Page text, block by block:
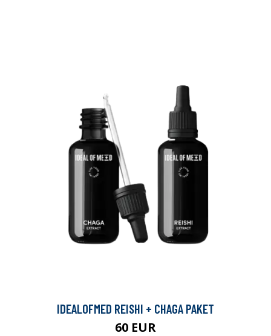
IDEALOFMED REISHI + CHAGA PAKET
60 EUR